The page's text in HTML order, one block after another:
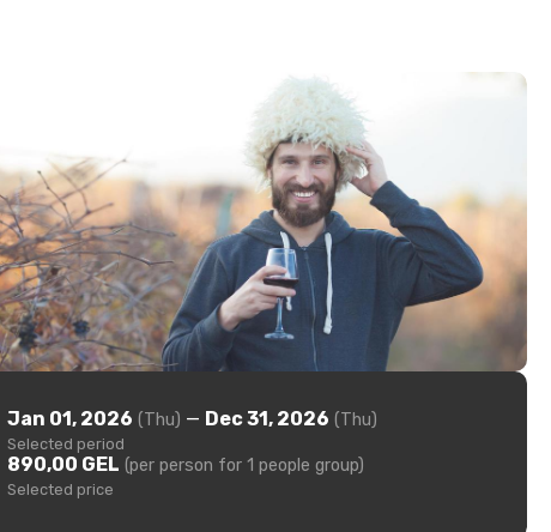
Jan 01, 2026 (Thu) — Dec 31, 2026 (Thu)
Selected period
890,00 GEL (per person for 1 people group)
Selected price